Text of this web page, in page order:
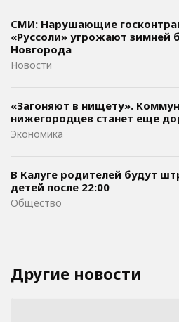
СМИ: Нарушающие
«Руссоли» угрожают зимней
Новгорода
Новости
«Загоняют в нищету».
нижегородцев станет еще
Экономика
В Калуге родителей будут
детей после 22:00
Общество
Другие новости